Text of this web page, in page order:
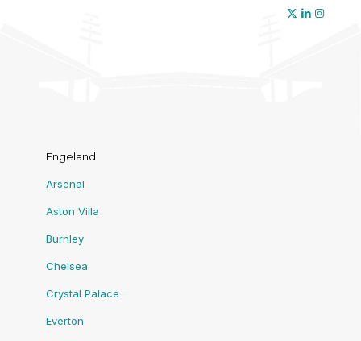
Engeland
Arsenal
Aston Villa
Burnley
Chelsea
Crystal Palace
Everton